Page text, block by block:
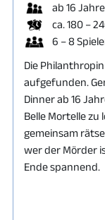
ab 16
ca. 180 –
6 – 8
Die
aufgefunden.
Dinner ab 16
Belle Mortelle zu
gemeinsam
wer der Mörder
Ende spannend.